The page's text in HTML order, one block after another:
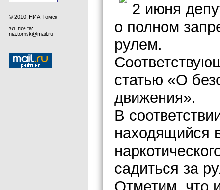
© 2010, НИА-Томск
эл. почта:
nia.tomsk@mail.ru
2 июня
о полном
рулем.
статью «О
движения».
В
находящийся
садиться за
Отметим, что